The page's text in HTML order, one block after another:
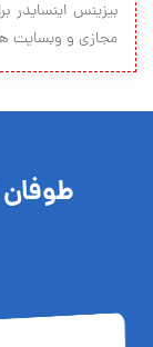
بیزینس
مجازی و وبسایت
طوفان